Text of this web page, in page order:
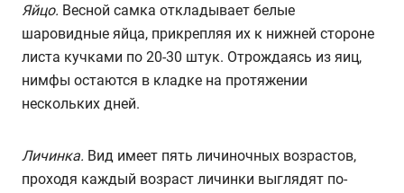
Яйцо. Весной самка откладывает белые
шаровидные яйца, прикрепляя их к нижней стороне
листа кучками по 20-30 штук. Отрождаясь из яиц,
нимфы остаются в кладке на протяжении
нескольких дней.
Личинка. Вид имеет пять личиночных возрастов,
проходя каждый возраст личинки выглядят по-